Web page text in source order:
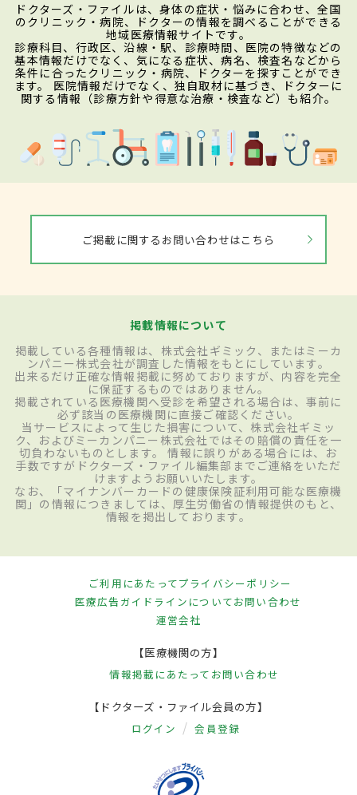
ドクターズ・ファイルは、身体の症状・悩みに合わせ、全国
のクリニック・病院、ドクターの情報を調べることができる
地域医療情報サイトです。
診療科目、行政区、沿線・駅、診療時間、医院の特徴などの
基本情報だけでなく、気になる症状、病名、検査名などから
条件に合ったクリニック・病院、ドクターを探すことができ
ます。 医院情報だけでなく、独自取材に基づき、ドクターに
関する情報（診療方針や得意な治療・検査など）も紹介。
ご掲載に関するお問い合わせはこちら
掲載情報について
掲載している各種情報は、株式会社ギミック、またはミーカ
ンパニー株式会社が調査した情報をもとにしています。
出来るだけ正確な情報掲載に努めておりますが、内容を完全
に保証するものではありません。
掲載されている医療機関へ受診を希望される場合は、事前に
必ず該当の医療機関に直接ご確認ください。
当サービスによって生じた損害について、株式会社ギミッ
ク、およびミーカンパニー株式会社ではその賠償の責任を一
切負わないものとします。 情報に誤りがある場合には、お
手数ですがドクターズ・ファイル編集部までご連絡をいただ
けますようお願いいたします。
なお、「マイナンバーカードの健康保険証利用可能な医療機
関」の情報につきましては、厚生労働省の情報提供のもと、
情報を掲出しております。
ご利用にあたってプライバシーポリシー
医療広告ガイドラインについてお問い合わせ
運営会社
【医療機関の方】
情報掲載にあたって お問い合わせ
【ドクターズ・ファイル会員の方】
ログイン 会員登録